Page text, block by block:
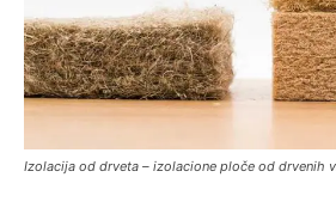
Izolacija od drveta – izolacione ploče od drvenih